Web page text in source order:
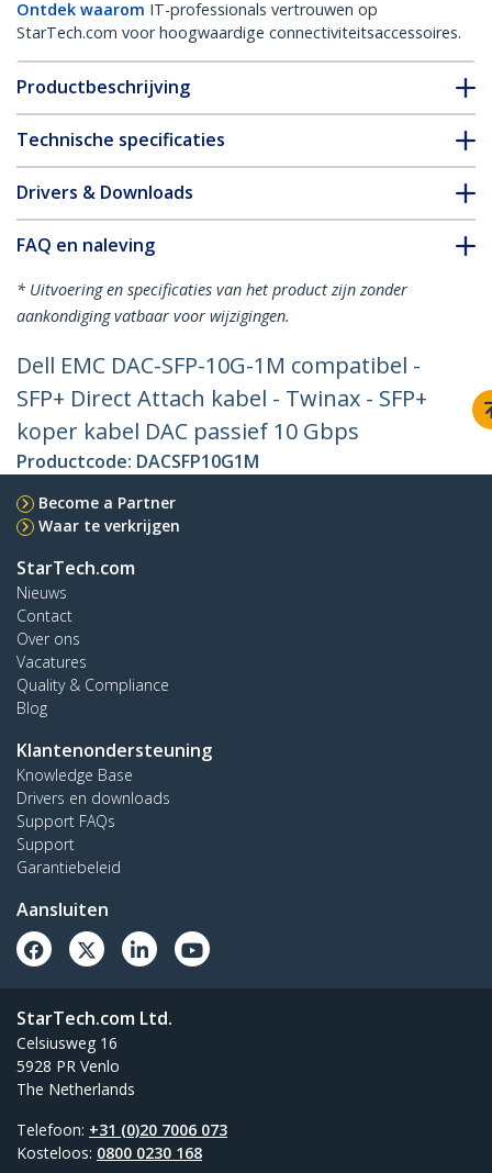
Ontdek waarom IT-professionals vertrouwen op
StarTech.com voor hoogwaardige connectiviteitsaccessoires.
Productbeschrijving
Technische specificaties
Drivers & Downloads
FAQ en naleving
* Uitvoering en specificaties van het product zijn zonder
aankondiging vatbaar voor wijzigingen.
Dell EMC DAC-SFP-10G-1M compatibel -
SFP+ Direct Attach kabel - Twinax - SFP+
koper kabel DAC passief 10 Gbps
Productcode: DACSFP10G1M
Become a Partner
Waar te verkrijgen
StarTech.com
Nieuws
Contact
Over ons
Vacatures
Quality & Compliance
Blog
Klantenondersteuning
Knowledge Base
Drivers en downloads
Support FAQs
Support
Garantiebeleid
Aansluiten
StarTech.com Ltd.
Celsiusweg 16
5928 PR Venlo
The Netherlands
Telefoon: +31 (0)20 7006 073
Kosteloos: 0800 0230 168